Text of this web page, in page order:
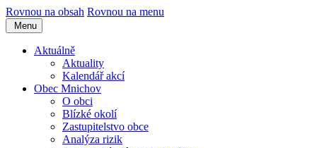
Rovnou na obsah Rovnou na menu
Menu
Aktuálně
Aktuality
Kalendář akcí
Obec Mnichov
O obci
Blízké okolí
Zastupitelstvo obce
Analýza rizik